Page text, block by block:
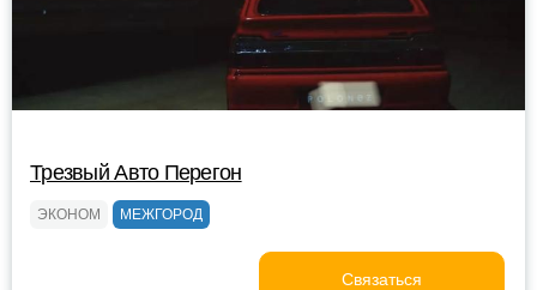
Трезвый Авто Перегон
ЭКОНОМ МЕЖГОРОД
Связаться